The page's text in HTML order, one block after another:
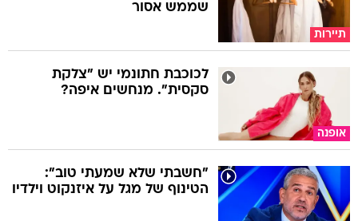
תיירות
שממש אסור
אופנה
לכוכבת חתונמי יש "צלקת
סקסית". מנחשים איפה?
"חשבתי שלא שמעתי טוב":
הטינוף של מגל על איזנקוט וילדיו